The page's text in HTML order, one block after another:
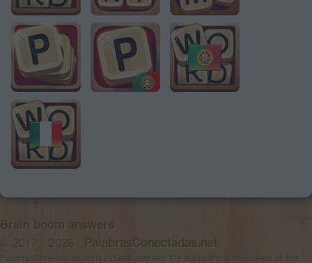
Brain boom answers
© 2017 - 2026 · PalabrasConectadas.net
PalabrasConectadas.net is not affiliated with the applications mentioned on this